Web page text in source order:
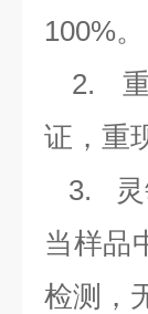
100%。
2.
证，重
3.
当样品
检测，